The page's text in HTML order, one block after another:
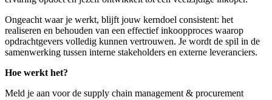
Ongeacht waar je werkt, blijft jouw kerndoel consistent: het
realiseren en behouden van een effectief inkoopproces waarop
opdrachtgevers volledig kunnen vertrouwen. Je wordt de spil in de
samenwerking tussen interne stakeholders en externe leveranciers.
Hoe werkt het?
Meld je aan voor de supply chain management & procurement